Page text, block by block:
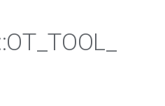
OT_TOOL